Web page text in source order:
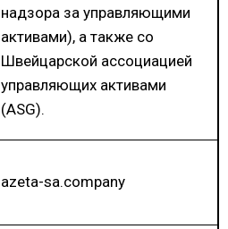
надзора за управляющими
активами), а также со
Швейцарской ассоциацией
управляющих активами
(ASG).
azeta-sa.company